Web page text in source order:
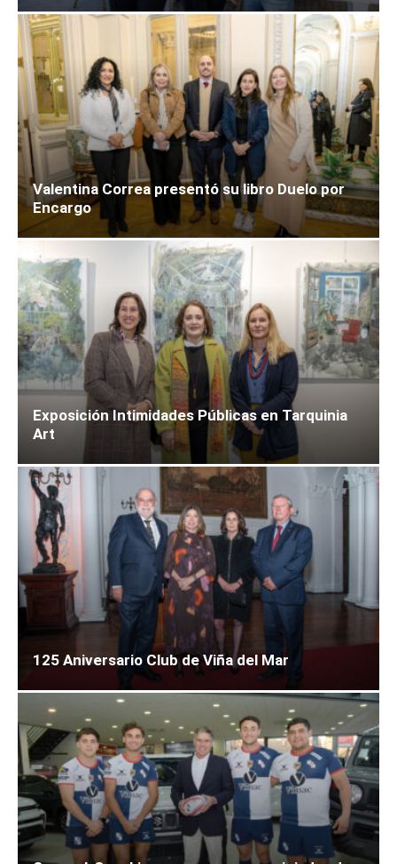
Valentina Correa presentó su libro Duelo por
Encargo
Exposición Intimidades Públicas en Tarquinia
Art
125 Aniversario Club de Viña del Mar